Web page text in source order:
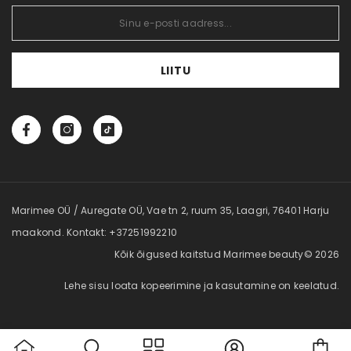
LIITU
Marimee OÜ / Auregate OÜ, Vae tn 2, ruum 35, Laagri, 76401 Harju
maakond. Kontakt: +37251992210
Kõik õigused kaitstud Marimee beauty© 2026
Lehe sisu loata kopeerimine ja kasutamine on keelatud.